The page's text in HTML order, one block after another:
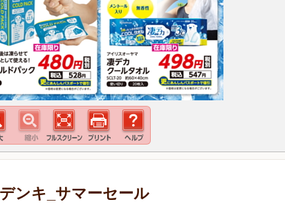
ンキ_サマーセール